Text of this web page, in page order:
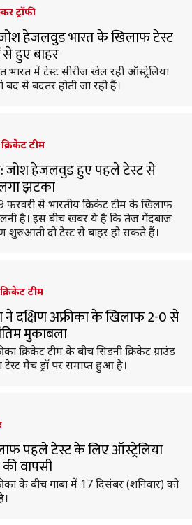
ट्रॉफी
जोश हेजलवुड भारत के खिलाफ टेस्ट
हुए बाहर
भारत में टेस्ट सीरीज खेल रही ऑस्ट्रेलिया
बद से बदतर होती जा रही हैं।
टीम
जोश हेजलवुड हुए पहले टेस्ट से
झटका
फरवरी से भारतीय क्रिकेट टीम के खिलाफ
है। इस बीच खबर ये है कि तेज गेंदबाज
दो टेस्ट से बाहर हो सकते हैं।
टीम
ने दक्षिण अफ्रीका के खिलाफ 2-0 से
मुकाबला
क्रिकेट टीम के बीच सिडनी क्रिकेट ग्राउंड
मैच ड्रॉ पर समाप्त हुआ है।
पहले टेस्ट के लिए ऑस्ट्रेलिया
वापसी
के बीच गाबा में 17 दिसंबर (शनिवार) को